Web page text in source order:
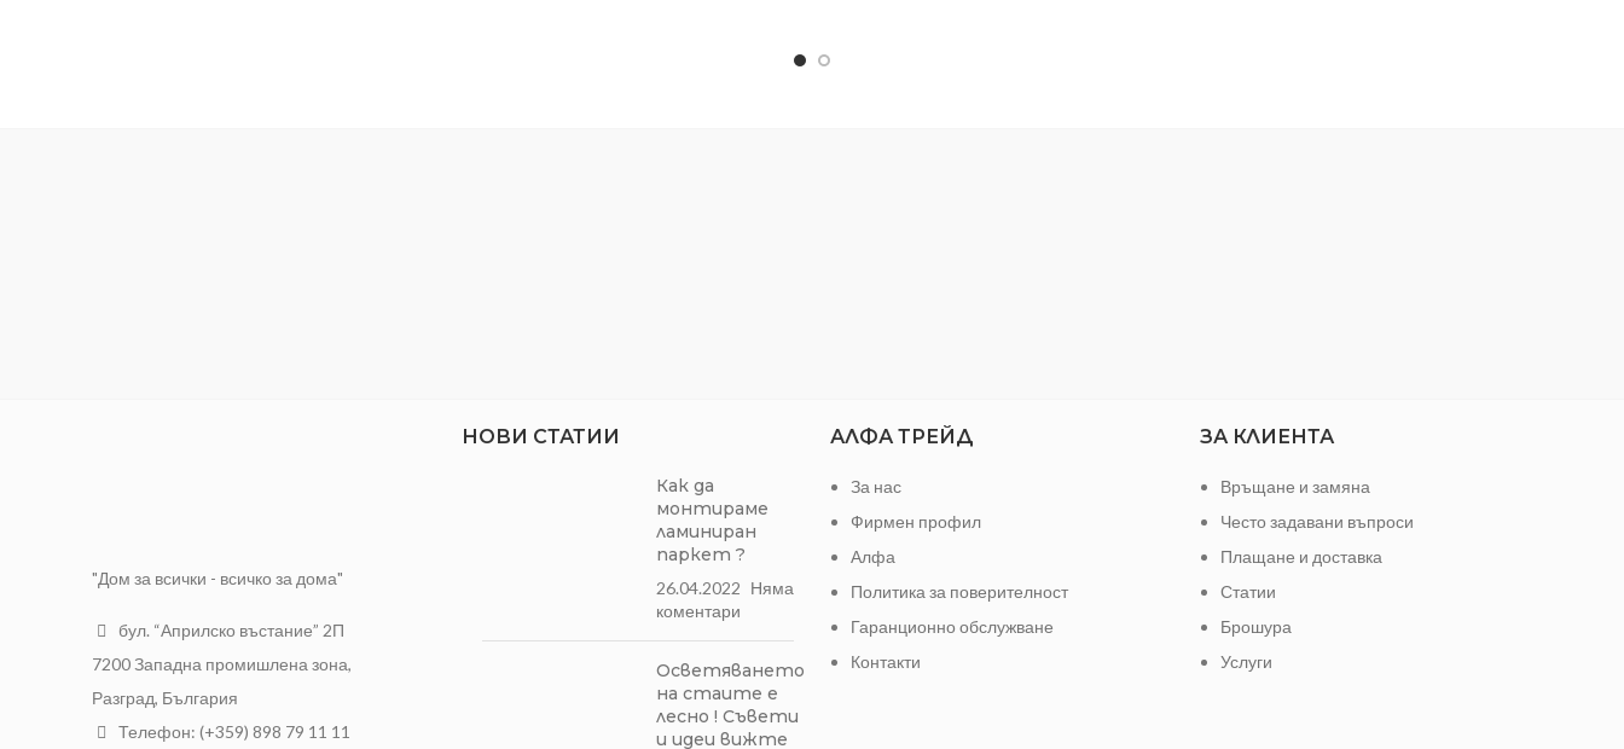
"Дом за всички - всичко за дома"
бул. “Априлско въстание” 2П
7200 Западна промишлена зона,
Разград, България
Телефон: (+359) 898 79 11 11
НОВИ СТАТИИ
Как да
монтираме
ламиниран
паркет ?
26.04.2022 Няма
коментари
Осветяването
на стаите е
лесно ! Съвети
и идеи вижте
АЛФА ТРЕЙД
За нас
Фирмен профил
Алфа
Политика за поверителност
Гаранционно обслужване
Контакти
ЗА КЛИЕНТА
Връщане и замяна
Често задавани въпроси
Плащане и доставка
Статии
Брошура
Услуги